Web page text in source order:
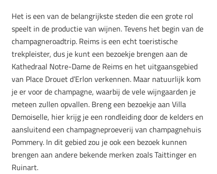
Het is een van de belangrijkste steden die een grote rol
speelt in de productie van wijnen. Tevens het begin van de
champagneroadtrip. Reims is een echt toeristische
trekpleister, dus je kunt een bezoekje brengen aan de
Kathedraal Notre-Dame de Reims en het uitgaansgebied
van Place Drouet d’Erlon verkennen. Maar natuurlijk kom
je er voor de champagne, waarbij de vele wijngaarden je
meteen zullen opvallen. Breng een bezoekje aan Villa
Demoiselle, hier krijg je een rondleiding door de kelders en
aansluitend een champagneproeverij van champagnehuis
Pommery. In dit gebied zou je ook een bezoek kunnen
brengen aan andere bekende merken zoals Taittinger en
Ruinart.